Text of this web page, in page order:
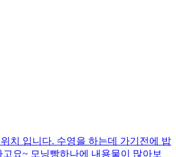
치 입니다. 수영을 하는데 가기전에 밥
요~ 모닝빵하나에 내용물이 많아보